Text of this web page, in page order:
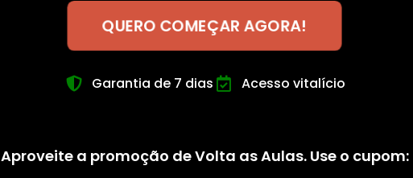
QUERO COMEÇAR AGORA!
Garantia de 7 dias Acesso vitalício
Aproveite a promoção de Volta as Aulas. Use o cupom: